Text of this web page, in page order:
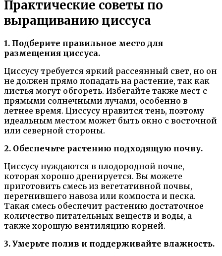
Практические советы по
выращиванию циссуса
1. Подберите правильное место для
размещения циссуса.
Циссусу требуется яркий рассеянный свет, но он
не должен прямо попадать на растение, так как
листья могут обгореть. Избегайте также мест с
прямыми солнечными лучами, особенно в
летнее время. Циссусу нравится тень, поэтому
идеальным местом может быть окно с восточной
или северной стороны.
2. Обеспечьте растению подходящую почву.
Циссусу нуждаются в плодородной почве,
которая хорошо дренируется. Вы можете
приготовить смесь из вегетативной почвы,
перегнившего навоза или компоста и песка.
Такая смесь обеспечит растению достаточное
количество питательных веществ и воды, а
также хорошую вентиляцию корней.
3. Умерьте полив и поддерживайте влажность.